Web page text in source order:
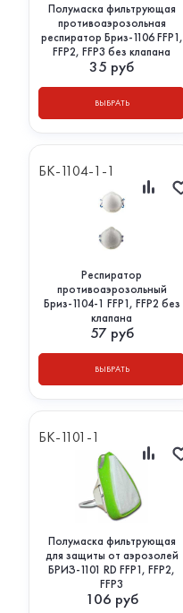
Полумаска фильтрующая
противоаэрозольная
респиратор Бриз-1106 FFP1,
FFP2, FFP3 без клапана
35 руб
ВЫБРАТЬ
БК-1104-1-1
Респиратор
противоаэрозольный
Бриз-1104-1 FFP1, FFP2 без
клапана
57 руб
ВЫБРАТЬ
БК-1101-1
Полумаска фильтрующая
для защиты от аэрозолей
БРИЗ-1101 RD FFP1, FFP2,
FFP3
106 руб